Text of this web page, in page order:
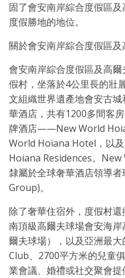
固了會安南岸綜合度假區
度假勝地的地位。
關於會安南岸綜合度假區
會安南岸綜合度假區及高
假村，坐落於4公里長的壯
文組織世界遺產地會安古
華酒店，共有1200多間客
牌酒店——New World
World Hoiana Hotel，以
Hoiana Residences。
隸屬於全球奢華酒店領導
Group)。
除了奢華住宿外，度假村
南頂級高爾夫球場會安海
爾夫球場），以及亞洲最
Club、2700平方米的兒童
業會議、婚禮或社交聚會